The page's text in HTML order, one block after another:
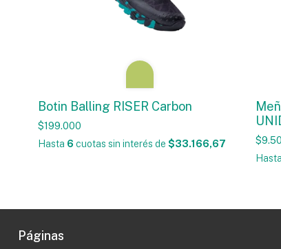
Botin Balling RISER Carbon
$199.000
Hasta 6 cuotas sin interés de $33.166,67
Hasta
Páginas